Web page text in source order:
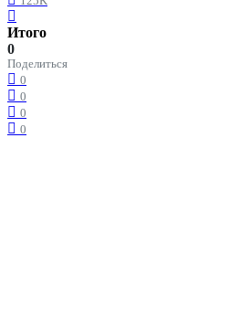
Итого
0
Поделиться
0
0
0
0